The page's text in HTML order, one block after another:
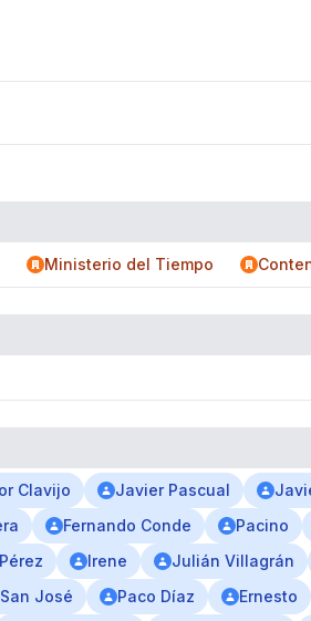
Ministerio del Tiempo
Clavijo Javier Pascual
Fernando Conde Pacino
Irene Julián Villagrán
José Paco Díaz Ernesto